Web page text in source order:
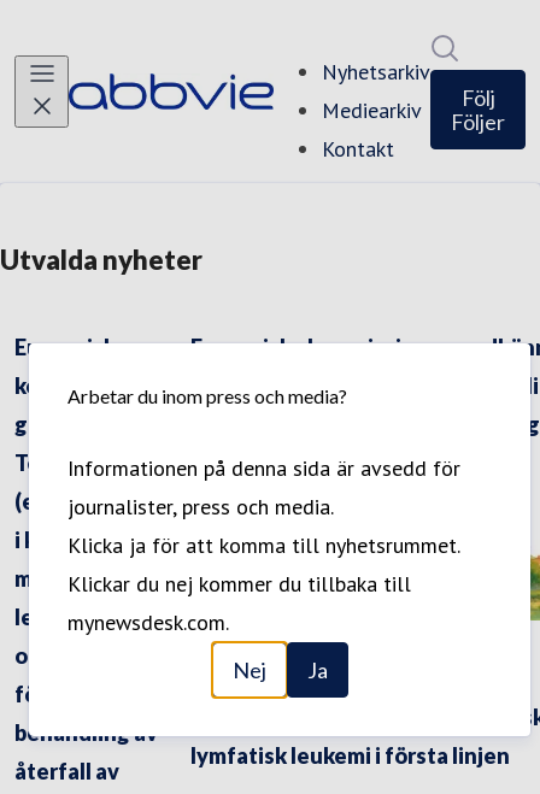
Arbetar du inom press och media?
Informationen på denna sida är avsedd för
journalister, press och media.
Klicka ja för att komma till nyhetsrummet.
Klickar du nej kommer du tillbaka till
mynewsdesk.com.
Nej Ja
Nyhetsarkiv
Mediearkiv
Kontakt
Följ
Följer
Utvalda nyheter
Europeiska
kommissionen
godkänner
Tepkinly
(epkoritamab)
i kombination
med
lenalidomid
och rituximab
för
behandling av
återfall av
Europeiska kommissionen
Skyrizi (risankizumab) för
av barn och ungdomar med
svår plackpsoriasis
AbbVie i Almedalen 2026
Nya långtidsdata över nio år för
Venclyxto (venetoklax) vid
lymfatisk leukemi i första linjen